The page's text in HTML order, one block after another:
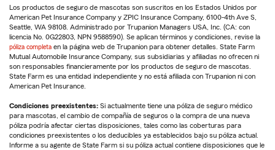
Los productos de seguro de mascotas son suscritos en los Estados Unidos por
American Pet Insurance Company y ZPIC Insurance Company, 6100-4th Ave S,
Seattle, WA 98108. Administrado por Trupanion Managers USA, Inc. (CA: con
licencia No. 0G22803, NPN 9588590). Se aplican términos y condiciones, revise la
póliza completa en la página web de Trupanion para obtener detalles. State Farm
Mutual Automobile Insurance Company, sus subsidiarias y afiliadas no ofrecen ni
son responsables financieramente por los productos de seguro de mascotas.
State Farm es una entidad independiente y no está afiliada con Trupanion ni con
American Pet Insurance.
Condiciones preexistentes: Si actualmente tiene una póliza de seguro médico
para mascotas, el cambio de compañía de seguros o la compra de una nueva
póliza podría afectar ciertas disposiciones, tales como las coberturas para
condiciones preexistentes o los deducibles ya establecidos bajo su póliza actual.
Informe a su agente de State Farm si su póliza actual contiene disposiciones que le